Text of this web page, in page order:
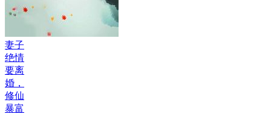
妻子
绝情
要离
婚，
修仙
暴富